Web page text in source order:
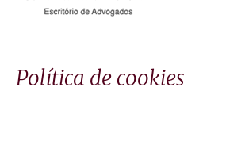
Política de cookies